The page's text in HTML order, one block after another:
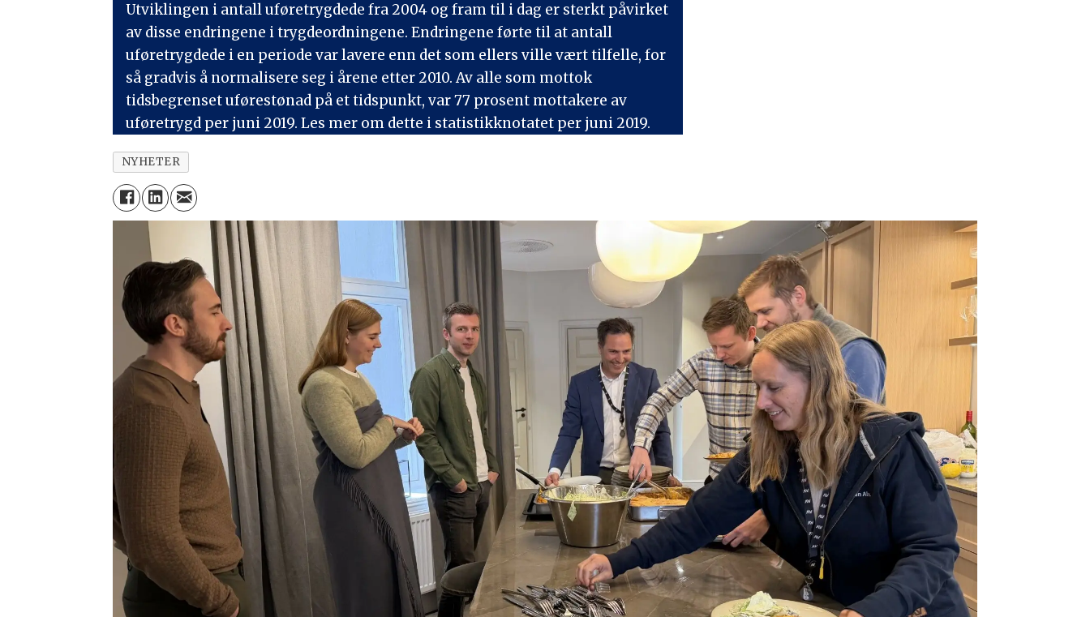
Utviklingen i antall uføretrygdede fra 2004 og fram til i dag er sterkt påvirket
av disse endringene i trygdeordningene. Endringene førte til at antall
uføretrygdede i en periode var lavere enn det som ellers ville vært tilfelle, for
så gradvis å normalisere seg i årene etter 2010. Av alle som mottok
tidsbegrenset uførestønad på et tidspunkt, var 77 prosent mottakere av
uføretrygd per juni 2019. Les mer om dette i statistikknotatet per juni 2019.
NYHETER